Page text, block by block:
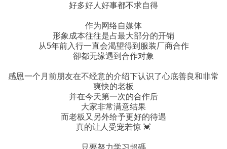
好多好人好事都不求自得
作为网络自媒体
形象成本往往是占最大部分的开销
从5年前入行一直会渴望得到服装厂商合作
卻都无缘遇到合作对象
感恩一个月前朋友在不经意的介绍下认识了心底善良和非常
爽快的老板
并在今天第一次的合作后
大家非常满意结果
而老板又另外给予更好的待遇
真的让人受宠若惊 💓
只要努力学习超碼